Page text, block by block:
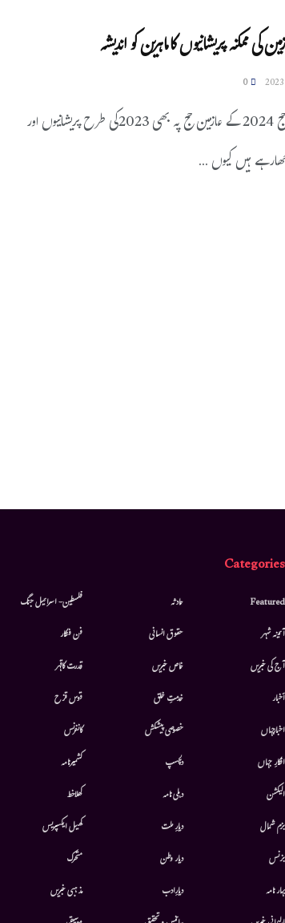
0
ممبئی (یواین آئی )حج 2024 کے عازمین حج پہ بھی 2023کی طرح پریشانیوں اور
ہیں کیوں ...
Categories
Featured
آئینہ شہر
آج کی خبریں
أخبار
اخبارجہاں
افکارِ جہاں
الیکشن
بزم شمال
بزنس
بہار نامہ
حادثہ
حقوق انسانی
خاص خبریں
خدمتِ خلق
خصوصی پیشکش
دلچسپ
دہلی نامہ
دیارِ ملت
دیار وطن
دیارِادب
فلسطین- اسرائیل جنگ
فن فنکار
قدرت کاقہر
قوس قزح
کانفرنس
کشمیرنامہ
کھلاخط
کھیل ایکسپریس
متحرك
مذہبی خبریں